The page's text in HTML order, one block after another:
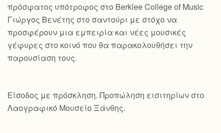
πρόσφατος υπότροφος στο Berklee College of Music
Γιώργος Βενέτης στο σαντούρι με στόχο να
προσφέρουν μια εμπειρία και νέες μουσικές
γέφυρες στο κοινό που θα παρακολουθήσει την
παρουσίαση τους.
Είσοδος με πρόσκληση. Προπώληση εισιτηρίων στο
Λαογραφικό Μουσείο Ξάνθης.